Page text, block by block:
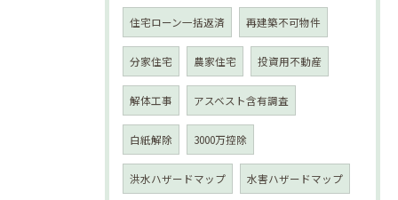
住宅ローン一括返済 再建築不可物件
分家住宅 農家住宅 投資用不動産
解体工事 アスベスト含有調査
白紙解除 3000万控除
洪水ハザードマップ 水害ハザードマップ